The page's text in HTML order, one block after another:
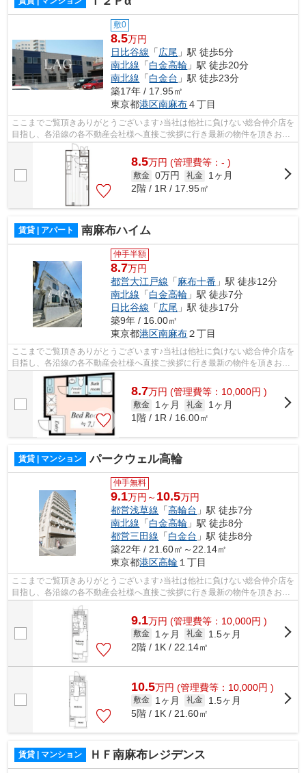
敷0
8.5万円
日比谷線 「広尾 」駅 徒歩5分
南北線 「白金高輪 」駅 徒歩20分
南北線 「白金台 」駅 徒歩23分
築17年 / 17.95㎡
東京都港区南麻布４丁目
ここまでご覧頂きありがとうございます♪当社は他社に負けない総合仲介店を
目指し、各沿線の各不動産会社様へ直接ご挨拶に行き最新の物件を頂きお客
様へ提供しております！最新の情報は...
8.5万円 (管理費等：- )
敷金 0万円 礼金
1ヶ月
2階 / 1R / 17.95㎡
賃貸 | アパート 南麻布ハイム
仲手半額
8.7万円
都営大江戸線 「麻布十番 」駅 徒歩12分
南北線 「白金高輪 」駅 徒歩7分
日比谷線 「広尾 」駅 徒歩17分
築9年 / 16.00㎡
東京都港区南麻布２丁目
ここまでご覧頂きありがとうございます♪当社は他社に負けない総合仲介店を
目指し、各沿線の各不動産会社様へ直接ご挨拶に行き最新の物件を頂きお客
様へ提供しております！最新の情報は...
8.7万円 (管理費等：10,000円 )
敷金 1ヶ月 礼金
1ヶ月
1階 / 1R / 16.00㎡
賃貸 | マンション パークウェル高輪
仲手無料
9.1万円～ 10.5万円
都営浅草線 「高輪台 」駅 徒歩7分
南北線 「白金高輪 」駅 徒歩8分
都営三田線 「白金台 」駅 徒歩8分
築22年 / 21.60㎡～22.14㎡
東京都港区高輪 １丁目
ここまでご覧頂きありがとうございます♪当社は他社に負けない総合仲介店を
目指し、各沿線の各不動産会社様へ直接ご挨拶に行き最新の物件を頂きお客
様へ提供しております！最新の情報は...
9.1万円 (管理費等：10,000円 )
敷金 1ヶ月 礼金
1.5ヶ月
2階 / 1K / 22.14㎡
10.5万円 (管理費等：10,000円 )
敷金 1ヶ月 礼金
1.5ヶ月
5階 / 1K / 21.60㎡
賃貸 | マンション ＨＦ南麻布レジデンス